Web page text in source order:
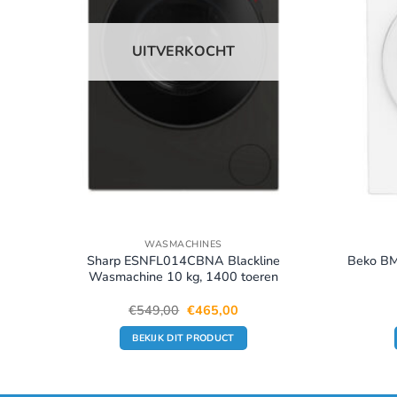
UITVERKOCHT
WASMACHINES
Sharp ESNFL014CBNA Blackline
Wasmachine 10 kg, 1400 toeren
€549,00 Oorspronkelijke
prijs
was:
€549,00.
€465,00Huidige
is:
€465,00.
BEKIJK DIT PRODUCT
Beko